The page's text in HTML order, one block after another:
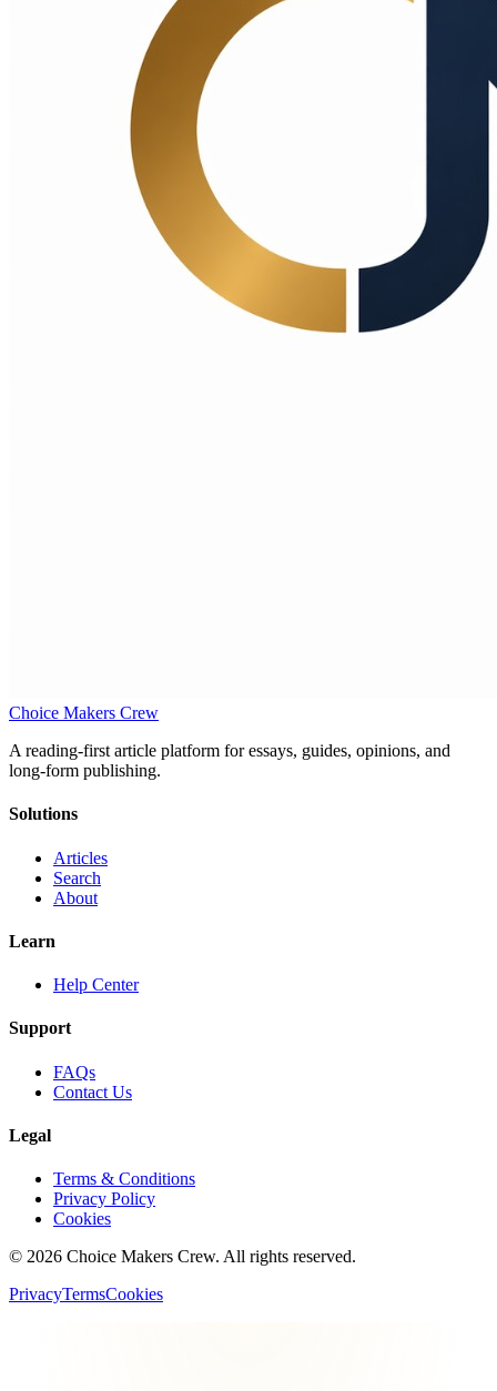
Choice Makers Crew
A reading-first article platform for essays, guides, opinions, and
long-form publishing.
Solutions
Articles
Search
About
Learn
Help Center
Support
FAQs
Contact Us
Legal
Terms & Conditions
Privacy Policy
Cookies
© 2026 Choice Makers Crew. All rights reserved.
PrivacyTermsCookies